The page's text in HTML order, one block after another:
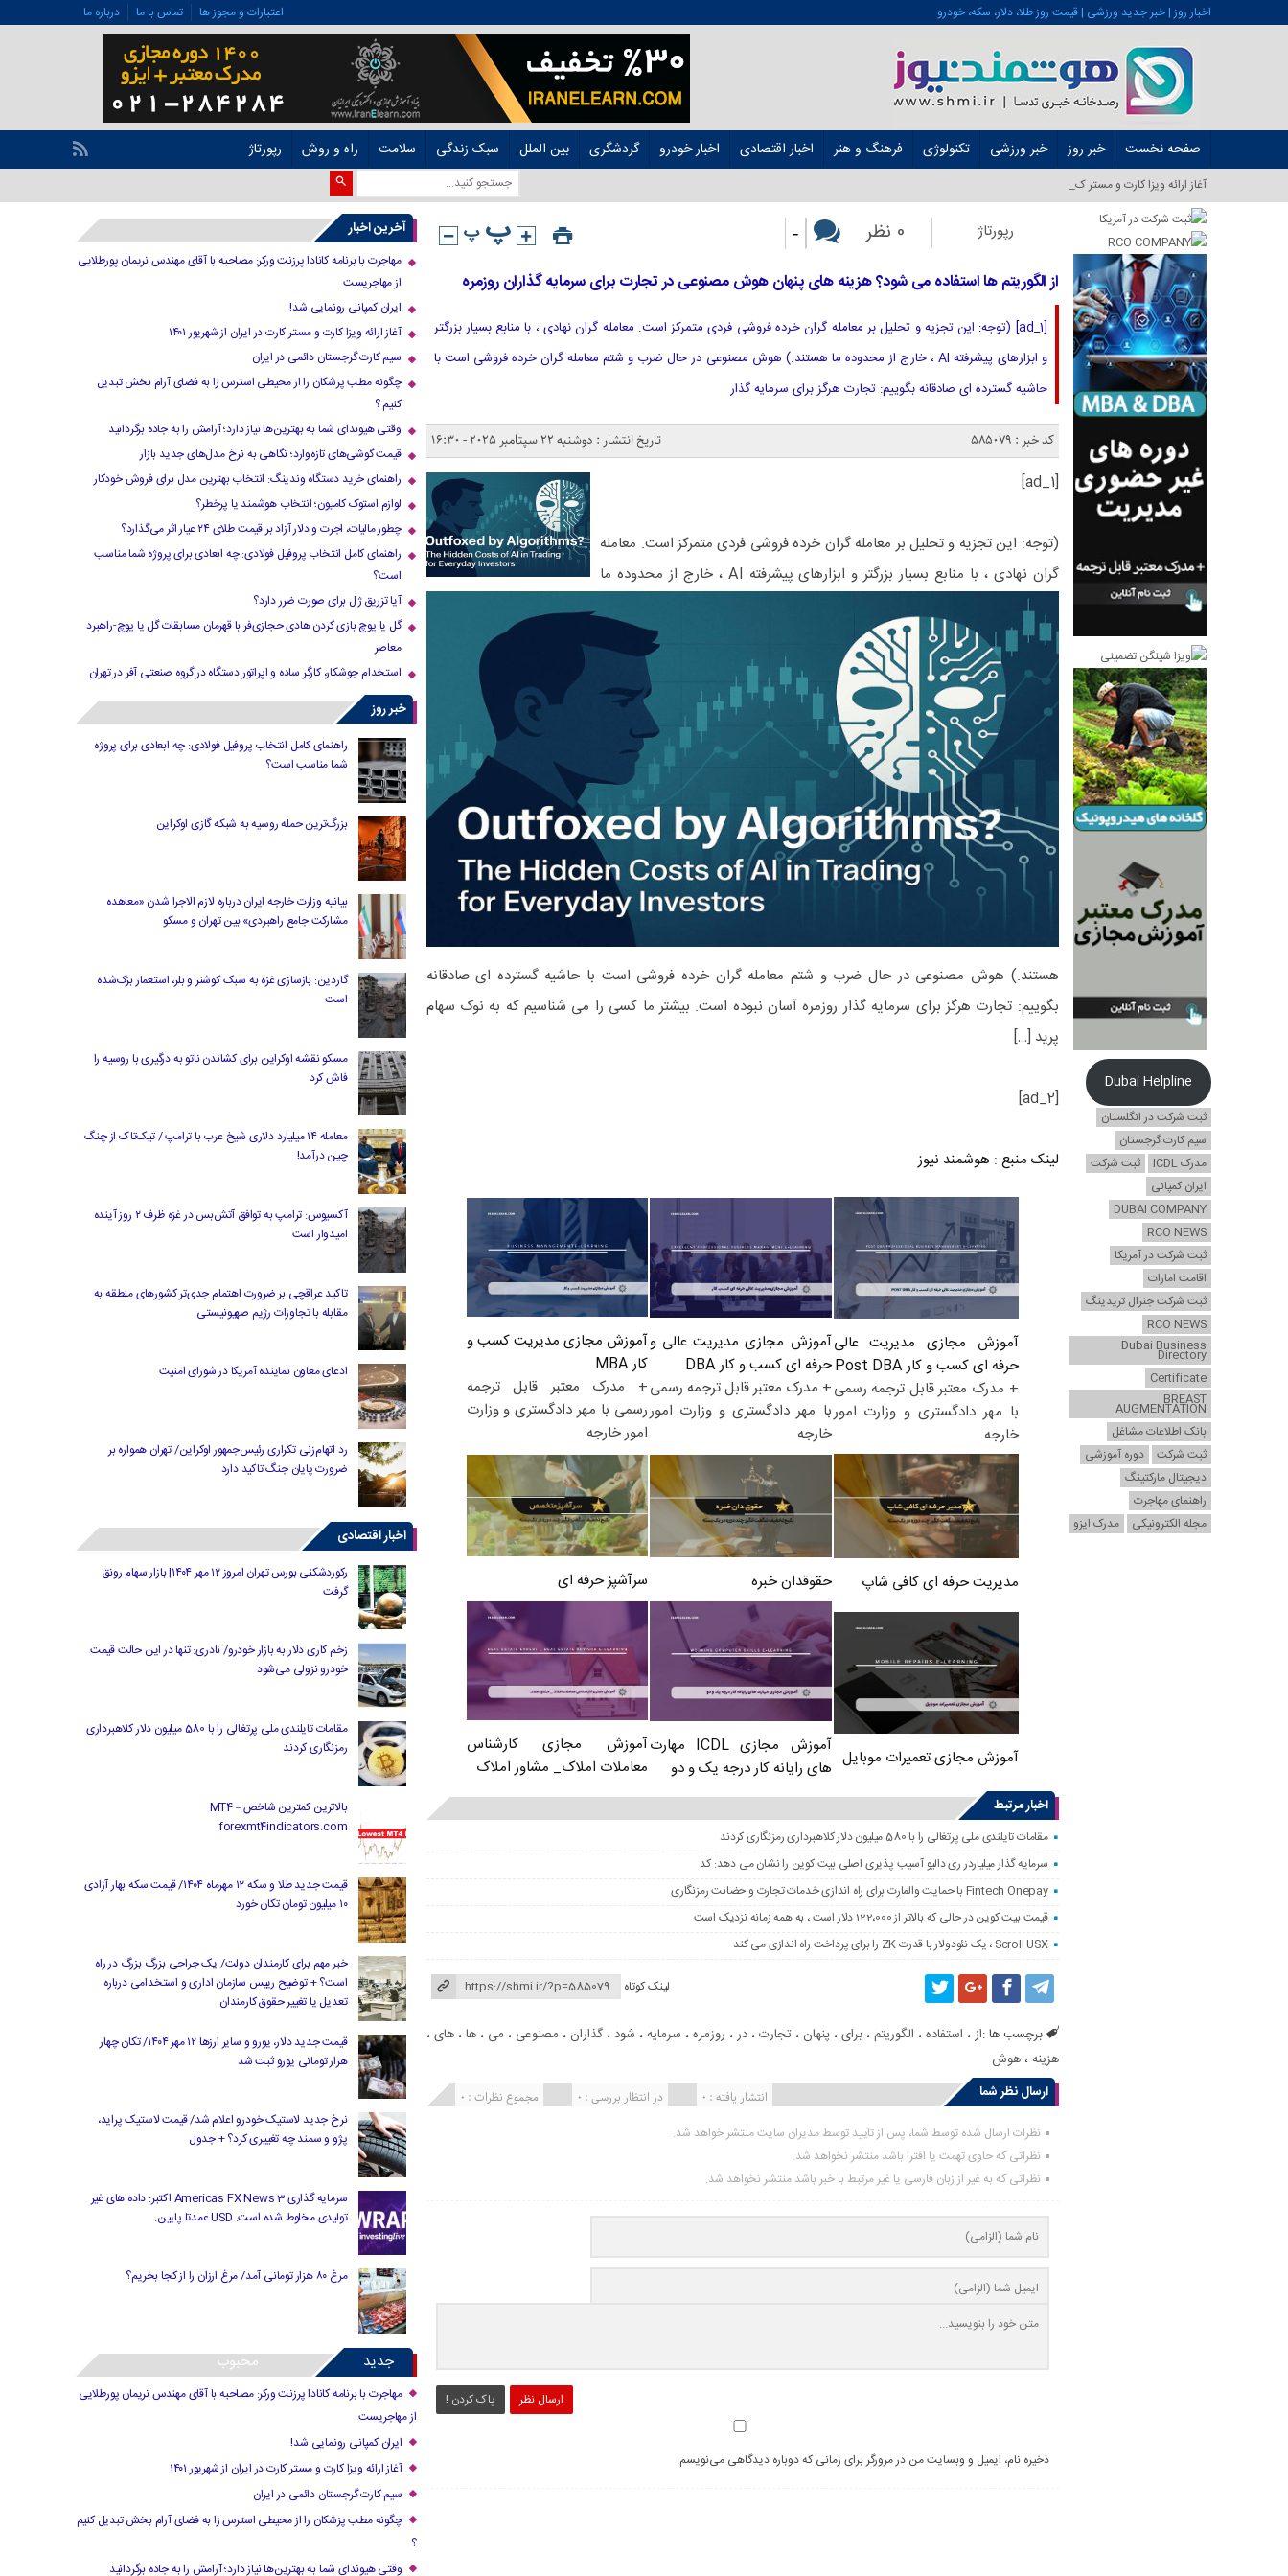
اخبار روز | خبر جدید ورزشی | قیمت روز طلا، دلار، سکه، خودرو اعتبارات و مجوز ها تماس با ما درباره ما
صفحه نخست خبر روز خبر ورزشی تکنولوژی فرهنگ و هنر اخبار اقتصادی اخبار خودرو گردشگری بین الملل سبک زندگی سلامت راه و روش رپورتاژ
آغاز ارائه ویزا کارت و مستر کارت در ایران ا_
رپورتاژ 0 نظر -
از الگوریتم ها استفاده می شود؟ هزینه های پنهان هوش مصنوعی در تجارت برای سرمایه گذاران روزمره
[ad_1] (توجه: این تجزیه و تحلیل بر معامله گران خرده فروشی فردی متمرکز است. معامله گران نهادی ، با منابع بسیار بزرگتر
و ابزارهای پیشرفته AI ، خارج از محدوده ما هستند.) هوش مصنوعی در حال ضرب و شتم معامله گران خرده فروشی است با
حاشیه گسترده ای صادقانه بگوییم: تجارت هرگز برای سرمایه گذار
کد خبر : 585079 تاریخ انتشار : دوشنبه 22 سپتامبر 2025 - 16:30
[ad_1]
(توجه: این تجزیه و تحلیل بر معامله گران خرده فروشی فردی متمرکز است. معامله
گران نهادی ، با منابع بسیار بزرگتر و ابزارهای پیشرفته AI ، خارج از محدوده ما
هستند.) هوش مصنوعی در حال ضرب و شتم معامله گران خرده فروشی است با حاشیه گسترده ای صادقانه
بگوییم: تجارت هرگز برای سرمایه گذار روزمره آسان نبوده است. بیشتر ما کسی را می شناسیم که به نوک سهام
پرید […]
[ad_2]
لینک منبع : هوشمند نیوز
آموزش مجازی مدیریت عالی
حرفه ای کسب و کار Post DBA
+ مدرک معتبر قابل ترجمه رسمی
با مهر دادگستری و وزارت امور
خارجه
آموزش مجازی مدیریت عالی و
حرفه ای کسب و کار DBA
+ مدرک معتبر قابل ترجمه رسمی
با مهر دادگستری و وزارت امور
خارجه
آموزش مجازی مدیریت کسب و
کار MBA
+ مدرک معتبر قابل ترجمه
رسمی با مهر دادگستری و وزارت
امور خارجه
مدیریت حرفه ای کافی شاپ حقوقدان خبره سرآشپز حرفه ای
آموزش مجازی تعمیرات موبایل
آموزش مجازی ICDL مهارت
های رایانه کار درجه یک و دو
آموزش مجازی کارشناس
معاملات املاک_ مشاور املاک
اخبار مرتبط
مقامات تایلندی ملی پرتغالی را با 580 میلیون دلار کلاهبرداری رمزنگاری کردند
سرمایه گذار میلیاردر ری دالیو آسیب پذیری اصلی بیت کوین را نشان می دهد: کد
Fintech Onepay با حمایت والمارت برای راه اندازی خدمات تجارت و حضانت رمزنگاری
قیمت بیت کوین در حالی که بالاتر از 122،000 دلار است ، به همه زمانه نزدیک است
Scroll USX ، یک نئودولار با قدرت ZK را برای پرداخت راه اندازی می کند
لینک کوتاه
برچسب ها :از ، استفاده ، الگوریتم ،برای ،پنهان ،تجارت ،در ، روزمره ، سرمایه ، شود ،گذاران ، مصنوعی ، می ،ها ،های ،
هزینه ،هوش
ارسال نظر شما
مجموع نظرات : 0 در انتظار بررسی : 0 انتشار یافته : 0
نظرات ارسال شده توسط شما، پس از تایید توسط مدیران سایت منتشر خواهد شد.
نظراتی که حاوی تهمت یا افترا باشد منتشر نخواهد شد.
نظراتی که به غیر از زبان فارسی یا غیر مرتبط با خبر باشد منتشر نخواهد شد.
ارسال نظر پاک کردن !
ذخیره نام، ایمیل و وبسایت من در مرورگر برای زمانی که دوباره دیدگاهی می‌نویسم.
Dubai Helpline
ثبت شرکت در انگلستان
سیم کارت گرجستان
مدرک ICDL
ثبت شرکت
ایران کمپانی
DUBAI COMPANY
RCO NEWS
ثبت شرکت در آمریکا
اقامت امارات
ثبت شرکت جنرال تریدینگ
RCO NEWS
Dubai Business
Directory
Certificate
BREAST
AUGMENTATION
بانک اطلاعات مشاغل
ثبت شرکت
دوره آموزشی
دیجیتال مارکتینگ
راهنمای مهاجرت
مجله الکترونیکی
مدرک ایزو
آخرین اخبار
مهاجرت با برنامه کانادا پرزنت ورکر: مصاحبه با آقای مهندس نریمان پورطلایی
از مهاجریست
ایران کمپانی رونمایی شد!
آغاز ارائه ویزا کارت و مستر کارت در ایران از شهریور ۱۴۰۱
سیم کارت گرجستان دائمی در ایران
چگونه مطب پزشکان را از محیطی استرس زا به فضای آرام بخش تبدیل
کنیم ؟
وقتی هیوندای شما به بهترین‌ها نیاز دارد؛ آرامش را به جاده برگردانید
قیمت گوشی‌های تازه‌وارد؛ نگاهی به نرخ مدل‌های جدید بازار
راهنمای خرید دستگاه وندینگ: انتخاب بهترین مدل برای فروش خودکار
لوازم استوک کامیون؛ انتخاب هوشمند یا پرخطر؟
چطور مالیات، اجرت و دلار آزاد بر قیمت طلای ۲۴ عیار اثر می‌گذارد؟
راهنمای کامل انتخاب پروفیل فولادی: چه ابعادی برای پروژه شما مناسب
است؟
آیا تزریق ژل برای صورت ضرر دارد​؟
گل یا پوچ بازی کردن هادی حجازی‌فر با قهرمان مسابقات گل یا پوچ-راهبرد
معاصر
استخدام جوشکار، کارگر ساده و اپراتور دستگاه در گروه صنعتی آفر در تهران
خبر روز
راهنمای کامل انتخاب پروفیل فولادی: چه ابعادی برای پروژه
شما مناسب است؟
بزرگ‌ترین حمله روسیه به شبکه گازی اوکراین
بیانیه وزارت خارجه ایران درباره لازم‌ الاجرا شدن «معاهده
مشارکت جامع راهبردی» بین تهران و مسکو
گاردین: بازسازی غزه به سبک کوشنر و بلر، استعمار بزک‌شده
است
مسکو نقشه اوکراین برای کشاندن ناتو به درگیری با روسیه را
فاش کرد
معامله ۱۴ میلیارد دلاری شیخ عرب با ترامپ / تیک‌تاک از چنگ
چین درآمد!
آکسیوس: ترامپ به توافق آتش‌بس در غزه ظرف ۲ روز آینده
امیدوار است
تاکید عراقچی بر ضرورت اهتمام جدی‌تر کشورهای منطقه به
مقابله با تجاوزات رژیم صهیونیستی
ادعای معاون نماینده آمریکا در شورای امنیت
رد اتهام‌زنی تکراری رئیس‌جمهور اوکراین/ تهران همواره بر
ضرورت پایان جنگ تاکید دارد
اخبار اقتصادی
رکوردشکنی بورس تهران امروز ۱۲ مهر ۱۴۰۴| بازار سهام رونق
گرفت
زخم کاری دلار به بازار خودرو/ نادری: تنها در این حالت قیمت
خودرو نزولی می‌شود
مقامات تایلندی ملی پرتغالی را با 580 میلیون دلار کلاهبرداری
رمزنگاری کردند
بالاترین کمترین شاخص MT4 –
forexmt4indicators.com
قیمت جدید طلا و سکه ۱۲ مهرماه ۱۴۰۴/ قیمت سکه بهار آزادی
۱۰ میلیون تومان تکان خورد
خبر مهم برای کارمندان دولت/ یک جراحی بزرگ بزرگ در راه
است؟ + توضیح رییس سازمان اداری و استخدامی درباره
تعدیل یا تغییر حقوق کارمندان
قیمت جدید دلار، یورو و سایر ارزها ۱۲ مهر ۱۴۰۴/ تکان چهار
هزار تومانی یورو ثبت شد
نرخ جدید لاستیک خودرو اعلام شد/ قیمت لاستیک پراید،
پژو و سمند چه تغییری کرد؟ + جدول
سرمایه گذاری Americas FX News 3 اکتبر: داده های غیر
تولیدی مخلوط شده است. USD عمدتا پایین.
مرغ ۸۰ هزار تومانی آمد/ مرغ ارزان را از کجا بخریم؟
جدید محبوب
مهاجرت با برنامه کانادا پرزنت ورکر: مصاحبه با آقای مهندس نریمان پورطلایی
از مهاجریست
ایران کمپانی رونمایی شد!
آغاز ارائه ویزا کارت و مستر کارت در ایران از شهریور ۱۴۰۱
سیم کارت گرجستان دائمی در ایران
چگونه مطب پزشکان را از محیطی استرس زا به فضای آرام بخش تبدیل کنیم
؟
وقتی هیوندای شما به بهترین‌ها نیاز دارد؛ آرامش را به جاده برگردانید